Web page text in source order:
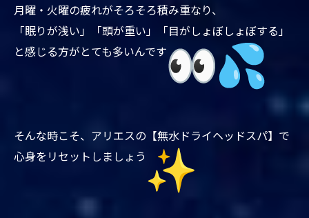
月曜・火曜の疲れがそろそろ積み重なり、
「眠りが浅い」「頭が重い」「目がしょぼしょぼする」
と感じる方がとても多いんです
そんな時こそ、アリエスの【無水ドライヘッドスパ】 で
心身をリセットしましょう